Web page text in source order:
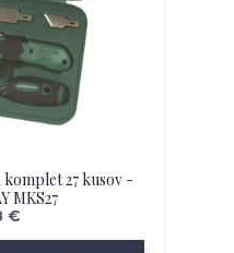
27 kusov -
MKS27
€